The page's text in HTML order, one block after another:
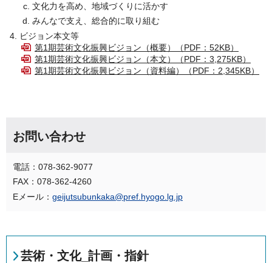
文化力を高め、地域づくりに活かす
みんなで支え、総合的に取り組む
ビジョン本文等
第1期芸術文化振興ビジョン（概要）（PDF：52KB）
第1期芸術文化振興ビジョン（本文）（PDF：3,275KB）
第1期芸術文化振興ビジョン（資料編）（PDF：2,345KB）
お問い合わせ
電話：078-362-9077
FAX：078-362-4260
Eメール： geijutsubunkaka@pref.hyogo.lg.jp
芸術・文化_計画・指針